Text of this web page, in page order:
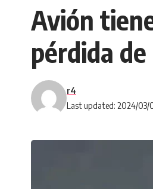
Avión
pérdida
Last updated: 2024/03/
r4